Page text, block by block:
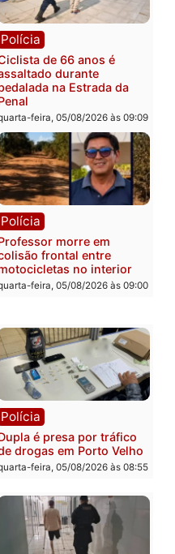
Política
Convenções chegam ao
fim e eleições de 2026
entram na reta decisiva
Rondônia
quarta-feira, 05/08/2026 às
Polícia
Operação Contemplados
cumpre mandados e
financiamentos
quarta-feira, 05/08/2026 às
Polícia
assaltado durante
pedalada na Estrada da
Penal